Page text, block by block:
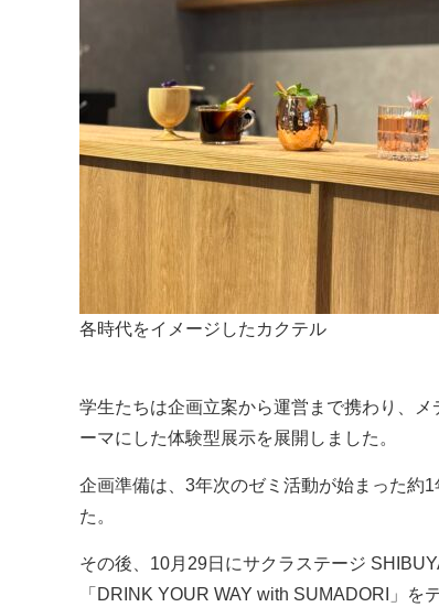
各時代をイメージしたカクテル
学生たちは企画立案から運営まで携わり、
ーマにした体験型展示を展開しました。
企画準備は、3年次のゼミ活動が始まった約
た。
その後、10月29日にサクラステージ
「DRINK YOUR WAY with SUMADORI」